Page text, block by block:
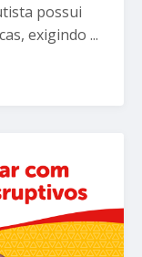
possui
exigindo ...